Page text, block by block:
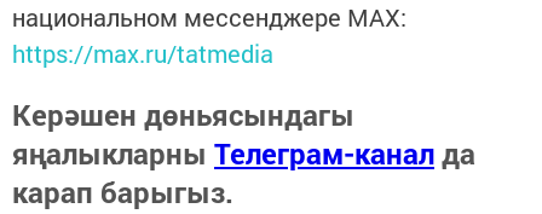
национальном мессенджере MАХ:
https://max.ru/tatmedia
Керәшен дөньясындагы
яңалыкларны Телеграм-каналда
карап барыгыз.